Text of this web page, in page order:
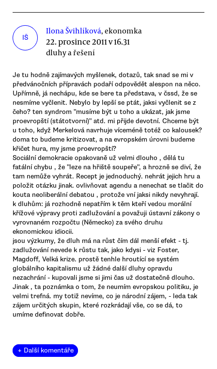
IŠ
Ilona Švihlíková, ekonomka
22. prosince 2011 v 16.31
dluhy a řešení
Je tu hodně zajímavých myšlenek, dotazů, tak snad se mi v
předvánočních přípravách podaří odpovědět alespon na něco.
Upřímně, já nechápu, kde se bere ta představa, v čssd, že se
nesmíme vyčlenit. Nebylo by lepší se ptát, jaksi vyčlenit se z
čeho? ten syndrom "musíme být u toho a ukázat, jak jsme
proevropští (státotvorní)" atd. mi přijde devotní. Chceme být
u toho, když Merkelová navrhuje víceméně totéž co kalousek?
doma to budeme kritizovat, a na evropském úrovni budeme
křičet hura, my jsme proevropští?
Sociální demokracie opakovaně už velmi dlouho , dělá tu
fatální chybu , že "leze na hřiště soupeře", a hrozně se diví, že
tam nemůže vyhrát. Recept je jednoduchý. nehrát jejich hru a
položit otázku jinak. ovlivňovat agendu a nenechat se tlačit do
kouta neoliberální debatou , protože vní jaksi nikdy nevyhrají.
k dluhům: já rozhodně nepatřím k těm kteří vedou morální
křížové výpravy proti zadlužování a považuji ústavní zákony o
vyrovnaném rozpočtu (Německo) za svého druhu
ekonomickou idiocii.
jsou výzkumy, že dluh má na růst čím dál menší efekt - tj.
zadlužování nevede k růstu tak, jako kdysi - viz Foster,
Magdoff, Velká krize. prostě tenhle hroutící se systém
globálního kapitalismu už žádné další dluhy opravdu
nezachrání - kupovali jsme si jimi čas už dostatečně dlouho.
Jinak , ta poznámka o tom, že neumím evropskou politiku, je
velmi trefná. my totiž nevíme, co je národní zájem, - leda tak
zájem určitých skupin, které rozkrádají vše, co se dá, to
umíme definovat dobře.
+ Další komentáře